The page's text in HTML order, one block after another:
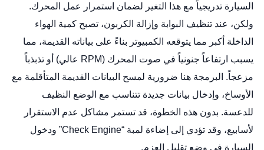
السيارة تدريجياً مع هذا التغير لضمان استمرار عمل المحرك.
ولكن، عند تنظيف البوابة وإزالة الكربون، تصبح كمية الهواء
الداخلة أكبر مما يتوقعه الكمبيوتر بناءً على بياناته القديمة، مما
يسبب ارتفاعاً جنونياً في صوت المحرك (RPM عالي) أو تذبذباً
مزعجاً. البرمجة هنا ضرورية لمسح البيانات القديمة المتأقلمة مع
الأوساخ، وإدخال بيانات جديدة تتناسب مع الوضع النظيف
للدعسة. بدون هذه الخطوة، قد تستمر مشاكل عدم الاستقرار
لأسابيع، وقد تؤدي إلى إضاءة لمبة “Check Engine” ودخول
السيارة في وضع تقليل العزم.